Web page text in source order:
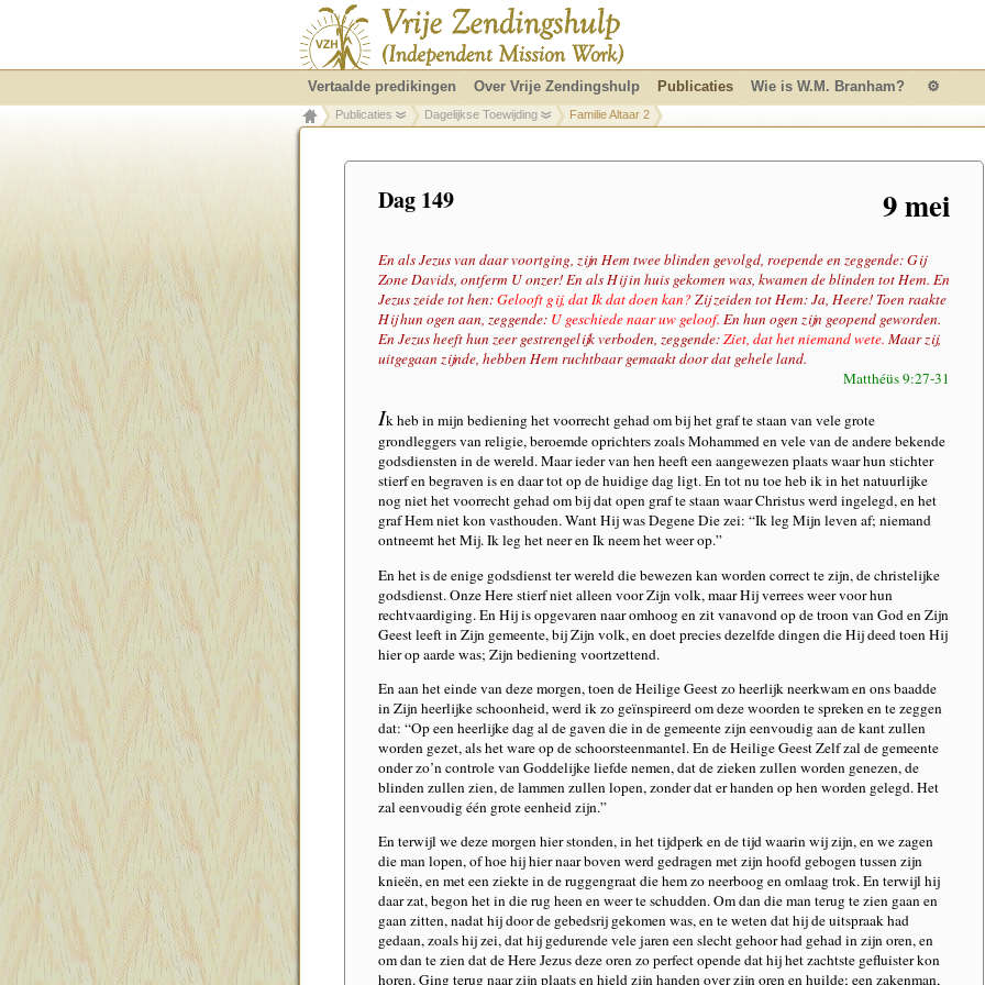
9 mei
Dag 149
En als Jezus van daar voortging, zijn Hem twee blinden gevolgd, roepende en zeggende: Gij
Zone Davids, ontferm U onzer! En als Hij in huis gekomen was, kwamen de blinden tot Hem. En
Jezus zeide tot hen:Gelooft gij, dat Ik dat doen kan?Zij zeiden tot Hem: Ja, Heere! Toen raakte
Hij hun ogen aan, zeggende: U geschiede naar uw geloof. En hun ogen zijn geopend geworden.
En Jezus heeft hun zeer gestrengelijk verboden, zeggende:Ziet, dat het niemand wete. Maar zij,
uitgegaan zijnde, hebben Hem ruchtbaar gemaakt door dat gehele land.
Matthéüs 9:27-31
Ik heb in mijn bediening het voorrecht gehad om bij het graf te staan van vele grote
grondleggers van religie, beroemde oprichters zoals Mohammed en vele van de andere bekende
godsdiensten in de wereld. Maar ieder van hen heeft een aangewezen plaats waar hun stichter
stierf en begraven is en daar tot op de huidige dag ligt. En tot nu toe heb ik in het natuurlijke
nog niet het voorrecht gehad om bij dat open graf te staan waar Christus werd ingelegd, en het
graf Hem niet kon vasthouden. Want Hij was Degene Die zei: “Ik leg Mijn leven af; niemand
ontneemt het Mij. Ik leg het neer en Ik neem het weer op.”
En het is de enige godsdienst ter wereld die bewezen kan worden correct te zijn, de christelijke
godsdienst. Onze Here stierf niet alleen voor Zijn volk, maar Hij verrees weer voor hun
rechtvaardiging. En Hij is opgevaren naar omhoog en zit vanavond op de troon van God en Zijn
Geest leeft in Zijn gemeente, bij Zijn volk, en doet precies dezelfde dingen die Hij deed toen Hij
hier op aarde was; Zijn bediening voortzettend.
En aan het einde van deze morgen, toen de Heilige Geest zo heerlijk neerkwam en ons baadde
in Zijn heerlijke schoonheid, werd ik zo geïnspireerd om deze woorden te spreken en te zeggen
dat: “Op een heerlijke dag al de gaven die in de gemeente zijn eenvoudig aan de kant zullen
worden gezet, als het ware op de schoorsteenmantel. En de Heilige Geest Zelf zal de gemeente
onder zo’n controle van Goddelijke liefde nemen, dat de zieken zullen worden genezen, de
blinden zullen zien, de lammen zullen lopen, zonder dat er handen op hen worden gelegd. Het
zal eenvoudig één grote eenheid zijn.”
En terwijl we deze morgen hier stonden, in het tijdperk en de tijd waarin wij zijn, en we zagen
die man lopen, of hoe hij hier naar boven werd gedragen met zijn hoofd gebogen tussen zijn
knieën, en met een ziekte in de ruggengraat die hem zo neerboog en omlaag trok. En terwijl hij
daar zat, begon het in die rug heen en weer te schudden. Om dan die man terug te zien gaan en
gaan zitten, nadat hij door de gebedsrij gekomen was, en te weten dat hij de uitspraak had
gedaan, zoals hij zei, dat hij gedurende vele jaren een slecht gehoor had gehad in zijn oren, en
om dan te zien dat de Here Jezus deze oren zo perfect opende dat hij het zachtste gefluister kon
horen. Ging terug naar zijn plaats en hield zijn handen over zijn oren en huilde; een zakenman,
Vertaalde predikingen Over Vrije Zendingshulp Publicaties Wie is W.M. Branham? ⚙
Publicaties Dagelijkse Toewijding Familie Altaar 2